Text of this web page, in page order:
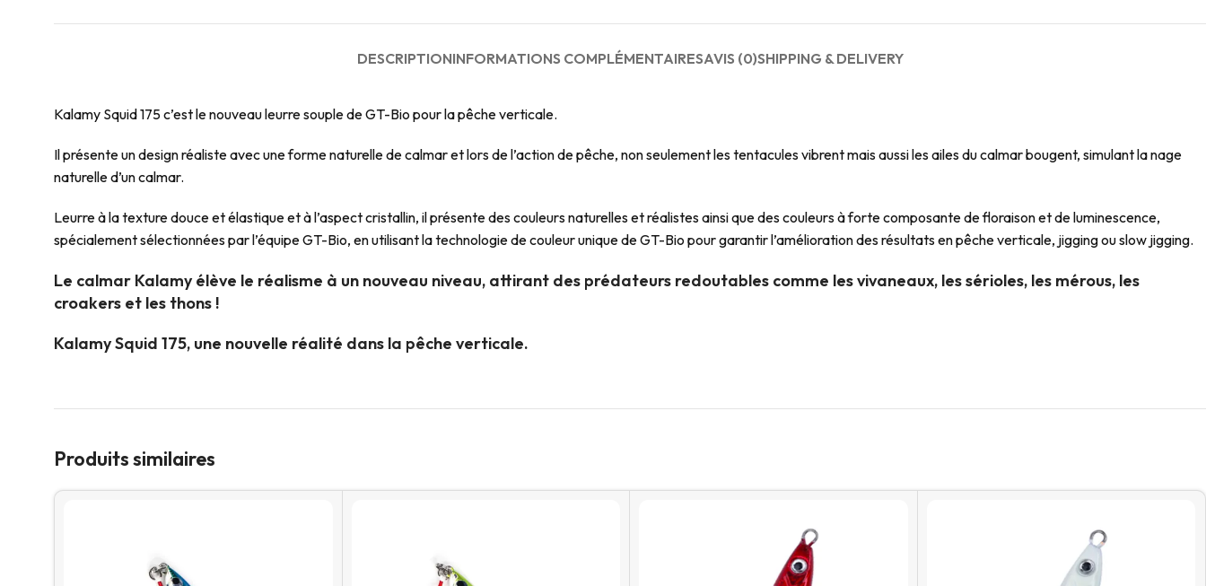
DESCRIPTIONINFORMATIONS COMPLÉMENTAIRESAVIS (0)SHIPPING & DELIVERY
Kalamy Squid 175 c’est le nouveau leurre souple de GT-Bio pour la pêche verticale.
Il présente un design réaliste avec une forme naturelle de calmar et lors de l’action de pêche, non seulement les tentacules vibrent mais aussi les ailes du calmar bougent, simulant la nage
naturelle d’un calmar.
Leurre à la texture douce et élastique et à l’aspect cristallin, il présente des couleurs naturelles et réalistes ainsi que des couleurs à forte composante de floraison et de luminescence,
spécialement sélectionnées par l’équipe GT-Bio, en utilisant la technologie de couleur unique de GT-Bio pour garantir l’amélioration des résultats en pêche verticale, jigging ou slow jigging.
Le calmar Kalamy élève le réalisme à un nouveau niveau, attirant des prédateurs redoutables comme les vivaneaux, les sérioles, les mérous, les
croakers et les thons !
Kalamy Squid 175, une nouvelle réalité dans la pêche verticale.
Produits similaires